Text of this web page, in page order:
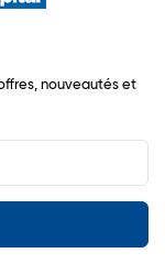
nouveautés et